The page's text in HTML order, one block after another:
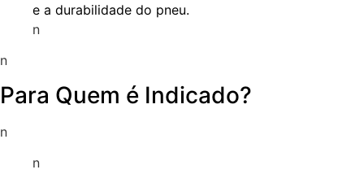
e a durabilidade do pneu.
n
n
Para Quem é Indicado?
n
n